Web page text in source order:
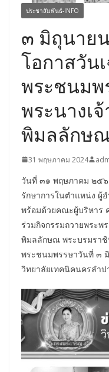
ประชาสัมพันธ์-INFO
๓ มิถุนาย
โอกาสวัน
พระชนมพ
พระนางเ
พิมลลักษ
31 พฤษภาคม 2024
วันที่ ๓๑ พฤษภาคม ๒๕
รักษาการในตำแหน่ง ผู้
พร้อมด้วยคณะผู้บริหาร
ร่วมกิจกรรมถวายพระพ
พิมลลักษณ พระบรมราชิ
พระชนมพรรษาวันที่ ๓
วิทยาลัยเทคนิคนครลำป